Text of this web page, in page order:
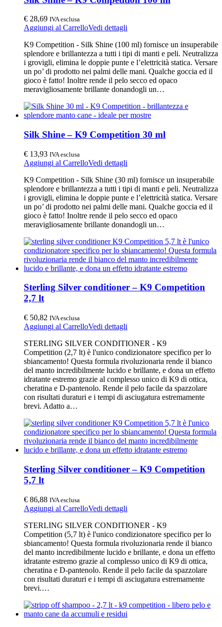
€ 28,69 IVA esclusa
Aggiungi al CarrelloVedi dettagli
K9 Competition - Silk Shine (100 ml) fornisce un insuperabile
splendore e brillantezza a tutti i tipi di manti e peli. Neutralizza
i grovigli, elimina le doppie punte e l’elettricità statica. Versare
un po’ di prodotto nei palmi delle mani. Qualche goccia ed il
gioco è fatto! Inoltre rende il pelo secco ed opaco
meravigliosamente brillante donandogli un…
Silk Shine – K9 Competition 30 ml
€ 13,93 IVA esclusa
Aggiungi al CarrelloVedi dettagli
K9 Competition - Silk Shine (30 ml) fornisce un insuperabile
splendore e brillantezza a tutti i tipi di manti e peli. Neutralizza
i grovigli, elimina le doppie punte e l’elettricità statica. Versare
un po’ di prodotto nei palmi delle mani. Qualche goccia ed il
gioco è fatto! Inoltre rende il pelo secco ed opaco
meravigliosamente brillante donandogli un…
Sterling Silver conditioner – K9 Competition
2,7 lt
€ 50,82 IVA esclusa
Aggiungi al CarrelloVedi dettagli
STERLING SILVER CONDITIONER - K9
Competition (2,7 lt) è l'unico condizionatore specifico per lo
sbiancamento! Questa formula rivoluzionaria rende il bianco
del manto incredibilmente lucido e brillante, e dona un effetto
idratante estremo grazie al complesso unico di K9 di ottica,
cheratina e D-pantenolo. Rende il pelo facile da spazzolare
con risultati duraturi e i tempi di asciugatura estremamente
brevi. Adatto a…
Sterling Silver conditioner – K9 Competition
5,7 lt
€ 86,88 IVA esclusa
Aggiungi al CarrelloVedi dettagli
STERLING SILVER CONDITIONER - K9
Competition (5,7 lt) è l'unico condizionatore specifico per lo
sbiancamento! Questa formula rivoluzionaria rende il bianco
del manto incredibilmente lucido e brillante, e dona un effetto
idratante estremo grazie al complesso unico di K9 di ottica,
cheratina e D-pantenolo. Rende il pelo facile da spazzolare
con risultati duraturi e i tempi di asciugatura estremamente
brevi.…